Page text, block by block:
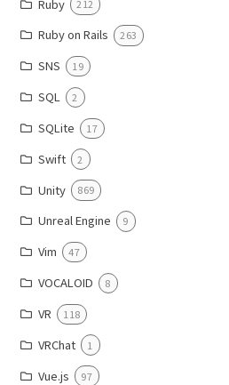
Ruby 212
Ruby on Rails 263
SNS 19
SQL 2
SQLite 17
Swift 2
Unity 869
Unreal Engine 9
Vim 47
VOCALOID 8
VR 118
VRChat 1
Vue.js 97